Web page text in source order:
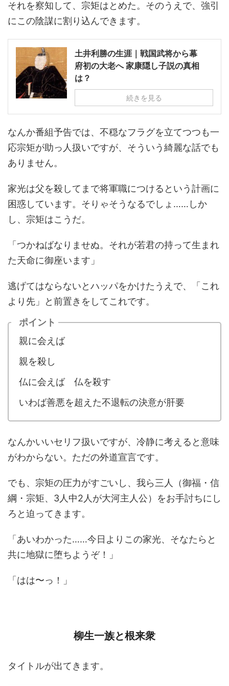
それを察知して、宗矩はとめた。そのうえで、強引
にこの陰謀に割り込んできます。
土井利勝の生涯｜戦国武将から幕
府初の大老へ 家康隠し子説の真相
は？
続きを見る
なんか番組予告では、不穏なフラグを立てつつも一
応宗矩が助っ人扱いですが、そういう綺麗な話でも
ありません。
家光は父を殺してまで将軍職につけるという計画に
困惑しています。そりゃそうなるでしょ……しか
し、宗矩はこうだ。
「つかねばなりませぬ。それが若君の持って生まれ
た天命に御座います」
逃げてはならないとハッパをかけたうえで、「これ
より先」と前置きをしてこれです。
ポイント
親に会えば
親を殺し
仏に会えば 仏を殺す
いわば善悪を超えた不退転の決意が肝要
なんかいいセリフ扱いですが、冷静に考えると意味
がわからない。ただの外道宣言です。
でも、宗矩の圧力がすごいし、我ら三人（御福・信
綱・宗矩、3人中2人が大河主人公）をお手討ちにし
ろと迫ってきます。
「あいわかった……今日よりこの家光、そなたらと
共に地獄に堕ちようぞ！」
「はは〜っ！」
柳生一族と根来衆
タイトルが出てきます。